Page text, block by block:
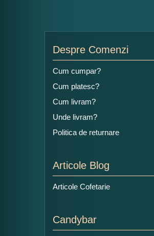
Despre Comenzi
Cum cumpar?
Cum platesc?
Cum livram?
Unde livram?
Politica de returnare
Articole Blog
Articole Cofetarie
Candybar